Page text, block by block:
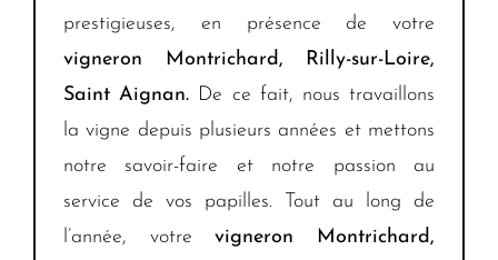
prestigieuses, en présence de votre
vigneron
Montrichard, Rilly-sur-Loire,
Saint Aignan. De ce fait, nous travaillons
la vigne depuis plusieurs années et mettons
notre savoir-faire et notre passion au
service de vos papilles. Tout au long de
l’année, votrevigneron
Montrichard,